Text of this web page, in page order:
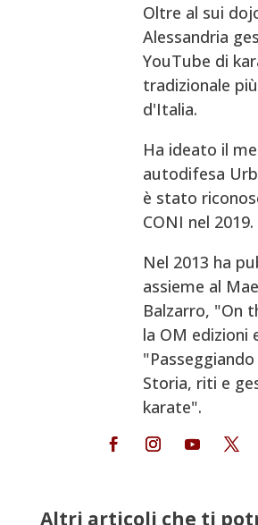
Oltre al sui
Alessandria
YouTube di
tradizionale
d'Italia.
Ha ideato il
autodifesa
è stato
CONI nel 2019.
Nel 2013 ha
assieme al
Balzarro, "On
la OM edizioni
Storia, riti e
karate".
Altri articoli che ti